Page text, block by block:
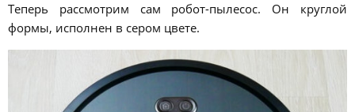
Теперь рассмотрим сам робот-пылесос. Он круглой
формы, исполнен в сером цвете.